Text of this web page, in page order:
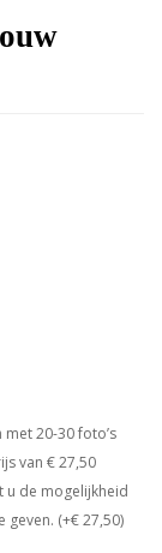
20-30 foto’s
van € 27,50
u de mogelijkheid
(+€ 27,50)